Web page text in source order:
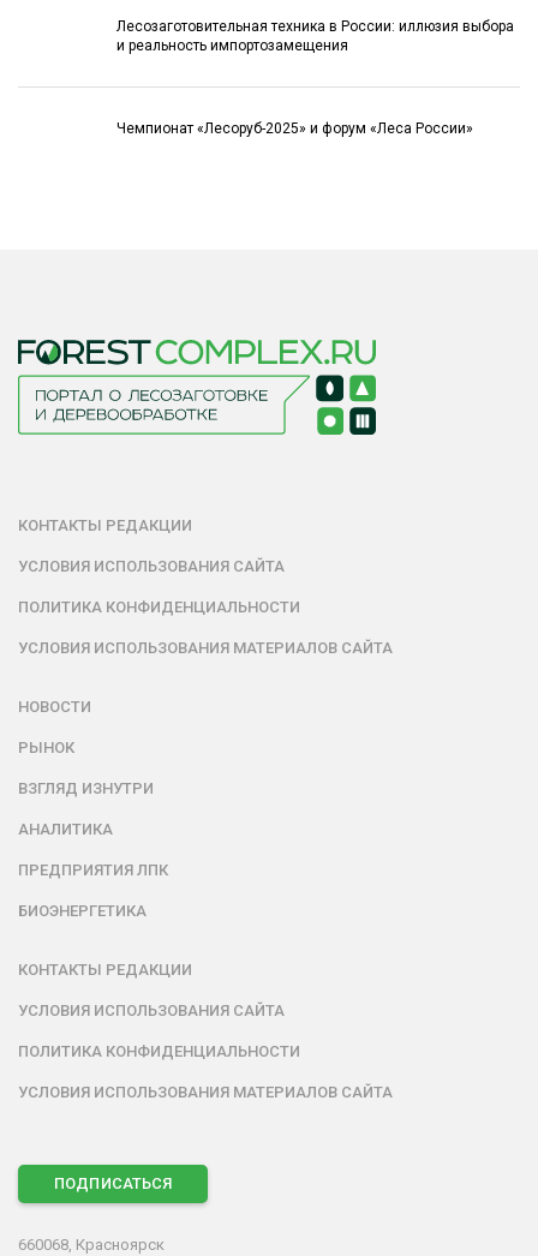
Лесозаготовительная техника в России: иллюзия выбора
и реальность импортозамещения
Чемпионат «Лесоруб-2025» и форум «Леса России»
КОНТАКТЫ РЕДАКЦИИ
УСЛОВИЯ ИСПОЛЬЗОВАНИЯ САЙТА
ПОЛИТИКА КОНФИДЕНЦИАЛЬНОСТИ
УСЛОВИЯ ИСПОЛЬЗОВАНИЯ МАТЕРИАЛОВ САЙТА
НОВОСТИ
РЫНОК
ВЗГЛЯД ИЗНУТРИ
АНАЛИТИКА
ПРЕДПРИЯТИЯ ЛПК
БИОЭНЕРГЕТИКА
КОНТАКТЫ РЕДАКЦИИ
УСЛОВИЯ ИСПОЛЬЗОВАНИЯ САЙТА
ПОЛИТИКА КОНФИДЕНЦИАЛЬНОСТИ
УСЛОВИЯ ИСПОЛЬЗОВАНИЯ МАТЕРИАЛОВ САЙТА
ПОДПИСАТЬСЯ
660068, Красноярск